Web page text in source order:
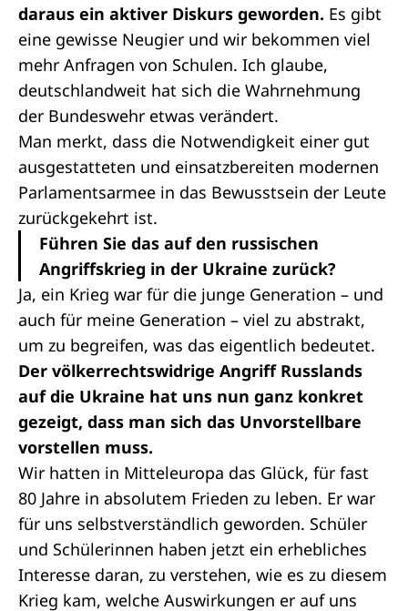
daraus ein aktiver Diskurs geworden. Es gibt
eine gewisse Neugier und wir bekommen viel
mehr Anfragen von Schulen. Ich glaube,
deutschlandweit hat sich die Wahrnehmung
der Bundeswehr etwas verändert.
Man merkt, dass die Notwendigkeit einer gut
ausgestatteten und einsatzbereiten modernen
Parlamentsarmee in das Bewusstsein der Leute
zurückgekehrt ist.
Führen Sie das auf den russischen
Angriffskrieg in der Ukraine zurück?
Ja, ein Krieg war für die junge Generation – und
auch für meine Generation – viel zu abstrakt,
um zu begreifen, was das eigentlich bedeutet.
Der völkerrechtswidrige Angriff Russlands
auf die Ukraine hat uns nun ganz konkret
gezeigt, dass man sich das Unvorstellbare
vorstellen muss.
Wir hatten in Mitteleuropa das Glück, für fast
80 Jahre in absolutem Frieden zu leben. Er war
für uns selbstverständlich geworden. Schüler
und Schülerinnen haben jetzt ein erhebliches
Interesse daran, zu verstehen, wie es zu diesem
Krieg kam, welche Auswirkungen er auf uns